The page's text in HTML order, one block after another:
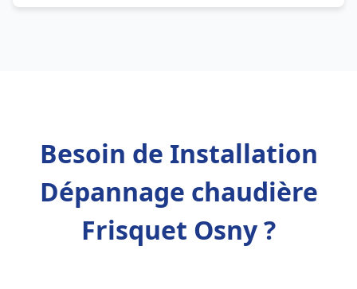
Besoin de Installation
Dépannage chaudière
Frisquet Osny ?